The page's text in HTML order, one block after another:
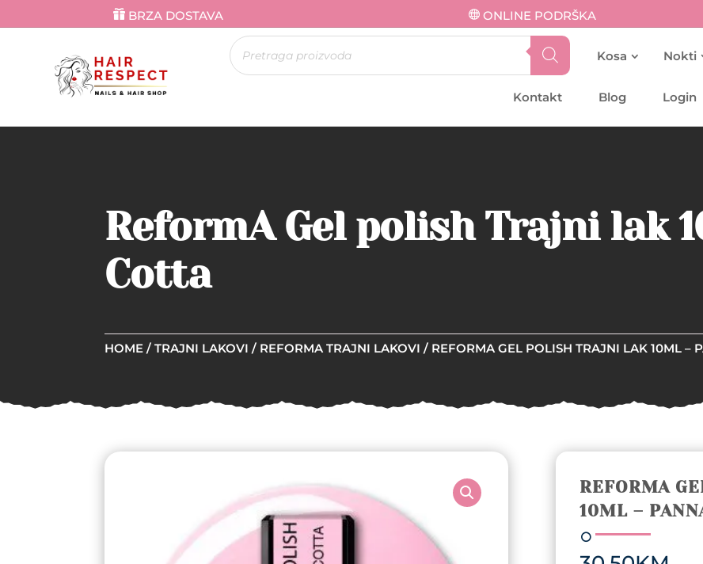
BRZA DOSTAVA ONLINE PODRŠKA
Products
search Kosa Nokti
Kontakt Blog Login
ReformA Gel polish Trajni lak
Cotta
HOME / TRAJNI LAKOVI / REFORMA TRAJNI LAKOVI / REFORMA GEL POLISH TRAJNI LAK 10ML –
REFORMA
10ML –